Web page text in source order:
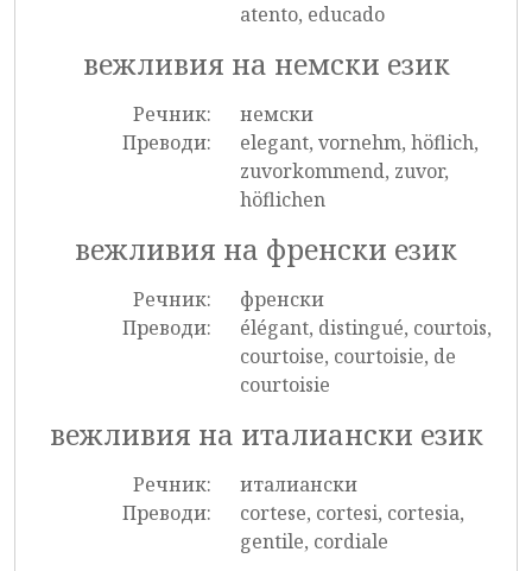
atento, educado
вежливия на немски език
Речник:
немски
Преводи:
elegant, vornehm, höflich,
zuvorkommend, zuvor,
höflichen
вежливия на френски език
Речник:
френски
Преводи:
élégant, distingué, courtois,
courtoise, courtoisie, de
courtoisie
вежливия на италиански език
Речник:
италиански
Преводи:
cortese, cortesi, cortesia,
gentile, cordiale